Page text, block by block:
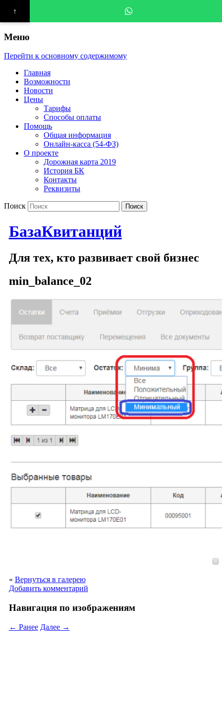
Меню
Перейти к основному содержимому
Главная
Возможности
Новости
Цены
Тарифы
Способы оплаты
Помощь
Общая информация
Онлайн-касса (54-ФЗ)
О проекте
Дорожная карта 2019
История БК
Контакты
Реквизиты
Поиск
БазаКвитанций
Для тех, кто развивает свой бизнес
min_balance_02
« Вернуться в галерею
Добавить комментарий
Навигация по изображениям
← Ранее Далее →
↑